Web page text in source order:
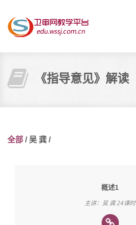
《指导意见》解读
全部 / 吴 龚 /
概述1
主讲：吴 龚 24课时